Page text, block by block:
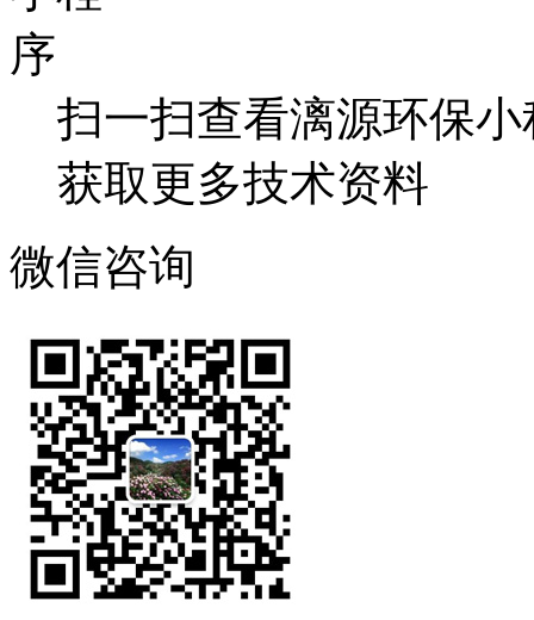
扫一扫查看漓源环保小
获取更多技术资料
微信咨询